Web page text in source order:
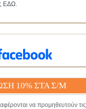
ΕΔΩ.
10% ΣΤΑ Σ/Μ
να προμηθευτούν τις